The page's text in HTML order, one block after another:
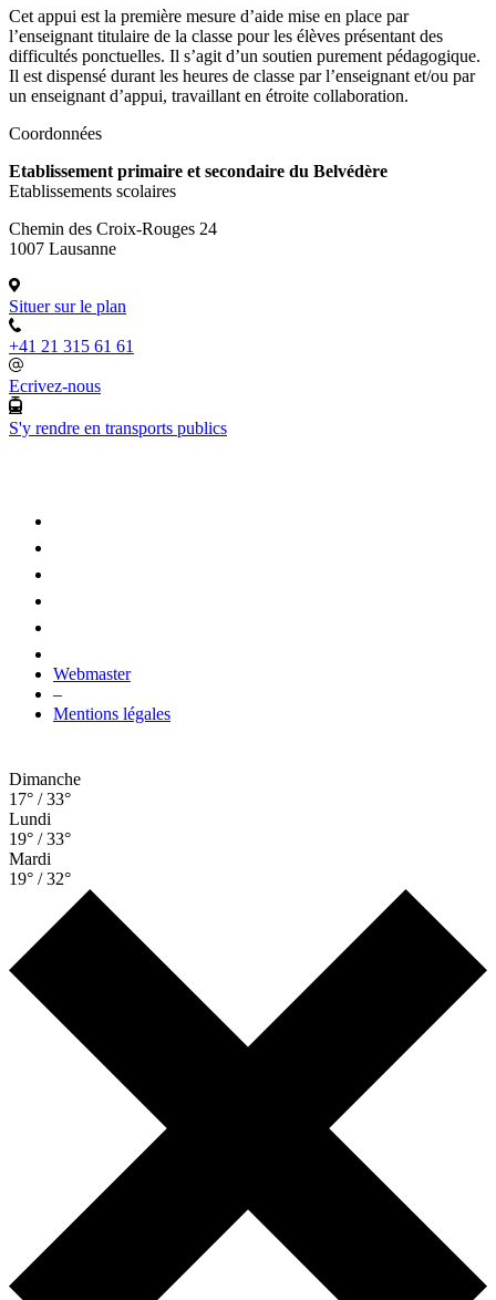
Cet appui est la première mesure d’aide mise en place par
l’enseignant titulaire de la classe pour les élèves présentant des
difficultés ponctuelles. Il s’agit d’un soutien purement pédagogique.
Il est dispensé durant les heures de classe par l’enseignant et/ou par
un enseignant d’appui, travaillant en étroite collaboration.
Coordonnées
Etablissement primaire et secondaire du Belvédère
Etablissements scolaires
Chemin des Croix-Rouges 24
1007 Lausanne
Situer sur le plan
+41 21 315 61 61
Ecrivez-nous
S'y rendre en transports publics
Webmaster
–
Mentions légales
Dimanche
17° / 33°
Lundi
19° / 33°
Mardi
19° / 32°